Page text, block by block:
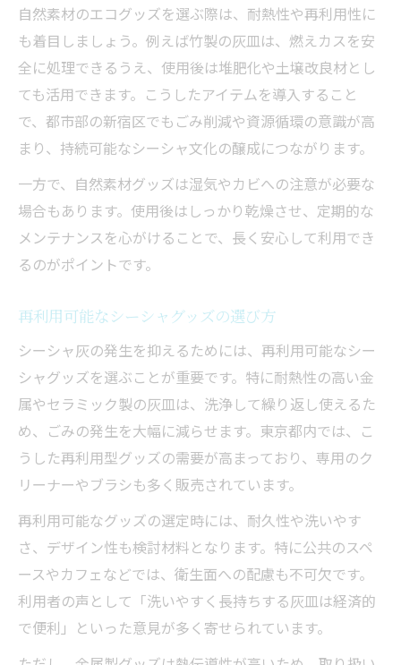
自然素材のエコグッズを選ぶ際は、耐熱性や再利用性に
も着目しましょう。例えば竹製の灰皿は、燃えカスを安
全に処理できるうえ、使用後は堆肥化や土壌改良材とし
ても活用できます。こうしたアイテムを導入すること
で、都市部の新宿区でもごみ削減や資源循環の意識が高
まり、持続可能なシーシャ文化の醸成につながります。
一方で、自然素材グッズは湿気やカビへの注意が必要な
場合もあります。使用後はしっかり乾燥させ、定期的な
メンテナンスを心がけることで、長く安心して利用でき
るのがポイントです。
再利用可能なシーシャグッズの選び方
シーシャ灰の発生を抑えるためには、再利用可能なシー
シャグッズを選ぶことが重要です。特に耐熱性の高い金
属やセラミック製の灰皿は、洗浄して繰り返し使えるた
め、ごみの発生を大幅に減らせます。東京都内では、こ
うした再利用型グッズの需要が高まっており、専用のク
リーナーやブラシも多く販売されています。
再利用可能なグッズの選定時には、耐久性や洗いやす
さ、デザイン性も検討材料となります。特に公共のスペ
ースやカフェなどでは、衛生面への配慮も不可欠です。
利用者の声として「洗いやすく長持ちする灰皿は経済的
で便利」といった意見が多く寄せられています。